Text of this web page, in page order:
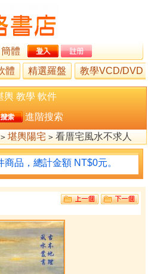
簡體
體 精選羅盤 教學VCD/DVD
輿 教學 軟件
進階搜索
> 堪輿陽宅 > 看厝宅風水不求人
品，總計金額 NT$0元。